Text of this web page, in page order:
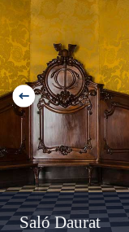
Saló Daurat